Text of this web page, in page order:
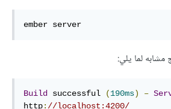
ember server
لما يلي:
Build successful (190ms) –
http: //localhost:4200/